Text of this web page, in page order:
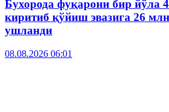
Бухорода фуқарони бир йўла
киритиб қўйиш эвазига 26
ушланди
08.08.2026 06:01